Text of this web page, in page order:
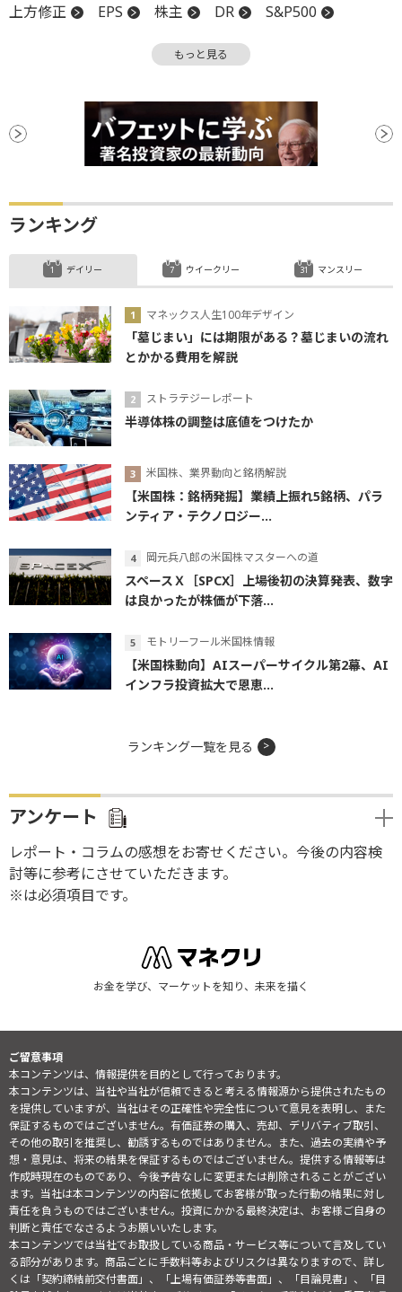
上方修正
EPS 株主 DR
S&P500
もっと見る
ランキング
デイリー
マネックス人生100年デザイン
「墓じまい」には期限がある？墓じまいの流れ
とかかる費用を解説
ストラテジーレポート
半導体株の調整は底値をつけたか
米国株、業界動向と銘柄解説
【米国株：銘柄発掘】業績上振れ5銘柄、パラ
ンティア・テクノロジー...
岡元兵八郎の米国株マスターへの道
スペースＸ［SPCX］上場後初の決算発表、数字
は良かったが株価が下落...
モトリーフール米国株情報
【米国株動向】AIスーパーサイクル第2幕、AI
インフラ投資拡大で恩恵...
ウイークリー マンスリー
ランキング一覧を見る
アンケート
レポート・コラムの感想をお寄せください。今後の内容検
討等に参考にさせていただきます。
※は必須項目です。
お金を学び、マーケットを知り、未来を描く
ご留意事項
本コンテンツは、情報提供を目的として行っております。
本コンテンツは、当社や当社が信頼できると考える情報源から提供されたもの
を提供していますが、当社はその正確性や完全性について意見を表明し、また
保証するものではございません。有価証券の購入、売却、デリバティブ取引、
その他の取引を推奨し、勧誘するものではありません。また、過去の実績や予
想・意見は、将来の結果を保証するものではございません。提供する情報等は
作成時現在のものであり、今後予告なしに変更または削除されることがござい
ます。当社は本コンテンツの内容に依拠してお客様が取った行動の結果に対し
責任を負うものではございません。投資にかかる最終決定は、お客様ご自身の
判断と責任でなさるようお願いいたします。
本コンテンツでは当社でお取扱している商品・サービス等について言及してい
る部分があります。商品ごとに手数料等およびリスクは異なりますので、詳し
くは「契約締結前交付書面」、「上場有価証券等書面」、「目論見書」、「目